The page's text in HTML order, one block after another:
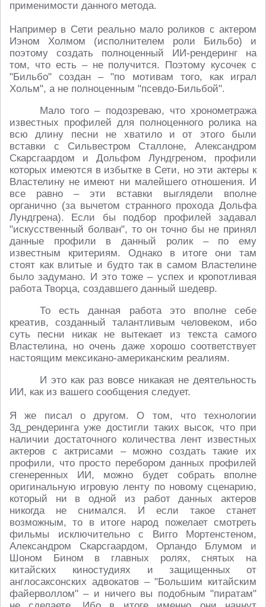
применимости данного метода.
Например в Сети реально мало роликов с актером
Иэном Холмом (исполнителем роли Бильбо) и
поэтому создать полноценный ИИ-рендеринг на
том, что есть – не получится. Поэтому кусочек с
"Бильбо" создан – "по мотивам того, как играл
Хольм", а не полноценным "псевдо-Бильбой".
Мало того – подозреваю, что хронометража
известных профилей для полноценного ролика на
всю длину песни не хватило и от этого были
вставки с Сильвестром Сталлоне, Александром
Скарсгаардом и Дольфом Лундгреном, профили
которых имеются в избытке в Сети, но эти актеры к
Властелину не имеют ни малейшего отношения. И
все равно – эти вставки выглядели вполне
органично (за вычетом странного прохода Дольфа
Лундгрена). Если бы подбор профилей задавал
"искусственный болван", то он точно бы не принял
данные профили в данный ролик – по ему
известным критериям. Однако в итоге они там
стоят как влитые и будто так в самом Властелине
было задумано. И это тоже – успех и кропотливая
работа Творца, создавшего данный шедевр.
То есть данная работа это вполне себе
креатив, созданный талантливым человеком, ибо
суть песни никак не вытекает из текста самого
Властелина, но очень даже хорошо соответствует
настоящим мексикано-американским реалиям.
И это как раз вовсе никакая не деятельность
ИИ, как из вашего сообщения следует.
Я же писал о другом. О том, что технологии
3д_рендеринга уже достигли таких высок, что при
наличии достаточного количества лент известных
актеров с актрисами – можно создать такие их
профили, что просто перебором данных профилей
сгенеренных ИИ, можно будет собрать вполне
оригинальную игровую ленту по новому сценарию,
который ни в одной из работ данных актеров
никогда не снимался. И если такое станет
возможным, то в итоге народ пожелает смотреть
фильмы исключительно с Вигго Мортенстеном,
Александром Скарсгаардом, Орландо Блумом и
Шоном Бином в главных ролях, снятых на
китайских киностудиях и защищенных от
англосаксонских адвокатов – "Большим китайским
файерволлом" – и ничего вы подобным "пиратам"